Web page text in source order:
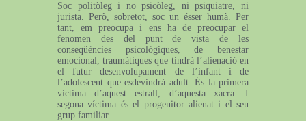
Soc politòleg i no psicòleg, ni psiquiatre, ni
jurista. Però, sobretot, soc un ésser humà. Per
tant, em preocupa i ens ha de preocupar el
fenomen des del punt de vista de les
conseqüències psicològiques, de benestar
emocional, traumàtiques que tindrà l’alienació en
el futur desenvolupament de l’infant i de
l’adolescent que esdevindrà adult. És la primera
víctima d’aquest estrall, d’aquesta xacra. I
segona víctima és el progenitor alienat i el seu
grup familiar.